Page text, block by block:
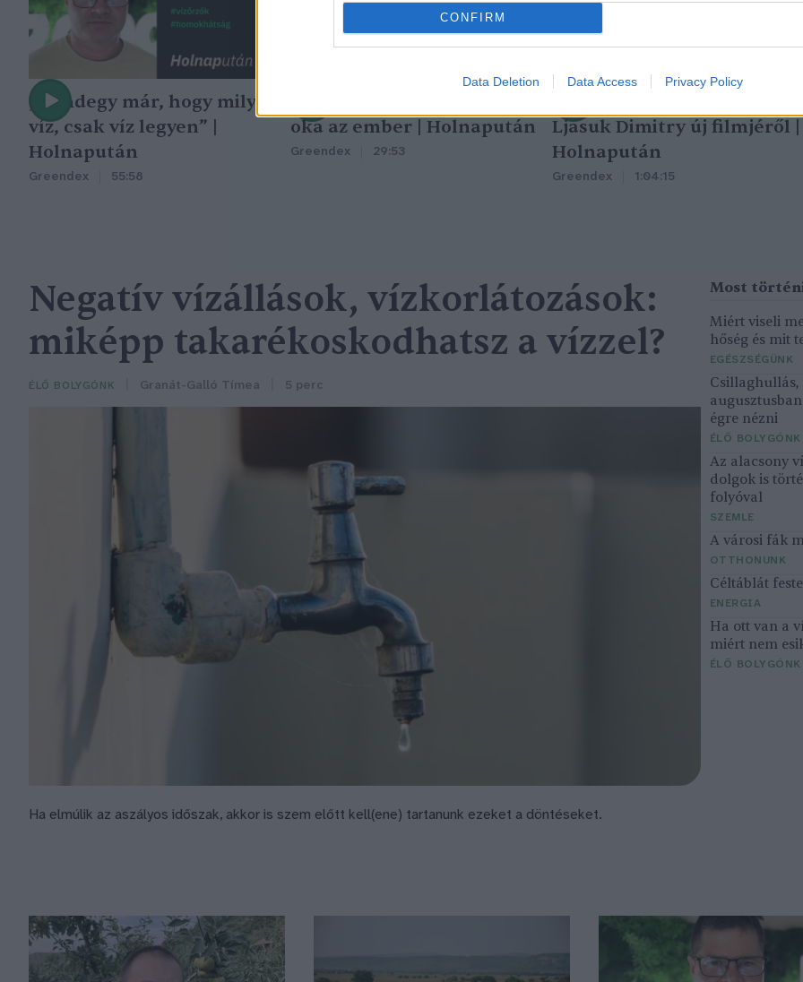
CONFIRM
Data Deletion Data Access Privacy Policy
„Mindegy már, hogy milyen
víz, csak víz legyen” |
Holnapután
Greendex 55:58
oka az ember | Holnapután
Greendex 29:53
Ljasuk Dimitry új filmjéről |
Holnapután
Greendex 1:04:15
Negatív vízállások, vízkorlátozások:
miképp takarékoskodhatsz a vízzel?
ÉLŐ BOLYGÓNK Granát-Galló Tímea 5 perc
Ha elmúlik az aszályos időszak, akkor is szem előtt kell(ene) tartanunk ezeket a döntéseket.
Miért viseli
hőség és mit
EGÉSZSÉGÜNK
Csillaghullás,
égre nézni
ÉLŐ BOLYGÓNK
Az alacsony
dolgok is
folyóval
SZEMLE
A városi fák
OTTHONUNK
Céltáblát
ENERGIA
Ha ott van a
miért nem
ÉLŐ BOLYGÓNK